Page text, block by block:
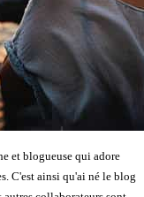
et blogueuse qui adore
C'est ainsi qu'ai né le blog